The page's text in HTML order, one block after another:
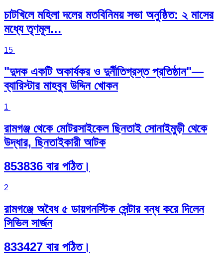
চাটখিলে মহিলা দলের মতবিনিময় সভা অনুষ্ঠিত: ২ মাসের
মধ্যে তৃণমূল…
15
"দুদক একটি অকার্যকর ও দুর্নীতিগ্রস্ত প্রতিষ্ঠান"—
ব্যারিস্টার মাহবুব উদ্দিন খোকন
1
রামগঞ্জ থেকে মোটরসাইকেল ছিনতাই সোনাইমুড়ী থেকে
উদ্ধার, ছিনতাইকারী আটক
853836 বার পঠিত।
2
রামগঞ্জে অবৈধ ৫ ডায়গনস্টিক সেন্টার বন্ধ করে দিলেন
সিভিল সার্জন
833427 বার পঠিত।